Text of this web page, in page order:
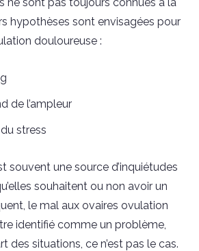
hypothèses sont envisagées pour
douloureuse :
de l’ampleur
stress
souvent une source d’inquiétudes
souhaitent ou non avoir un
le mal aux ovaires ovulation
identifié comme un problème,
des situations, ce n’est pas le cas.